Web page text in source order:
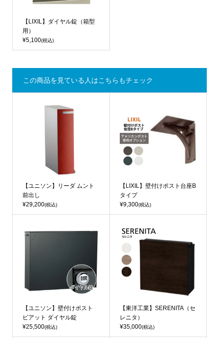
【LIXIL】ダイヤル錠（箱型
用）
¥5,100(税込)
この商品を見ている人はこちらもチェック
【ユニソン】リーダ ムント
前出し
¥29,200(税込)
【LIXIL】壁付けポスト台座B
タイプ
¥9,300(税込)
【ユニソン】壁付けポスト
ピアット ダイヤル錠
¥25,500(税込)
【東洋工業】SERENITA（セ
レニタ）
¥35,000(税込)